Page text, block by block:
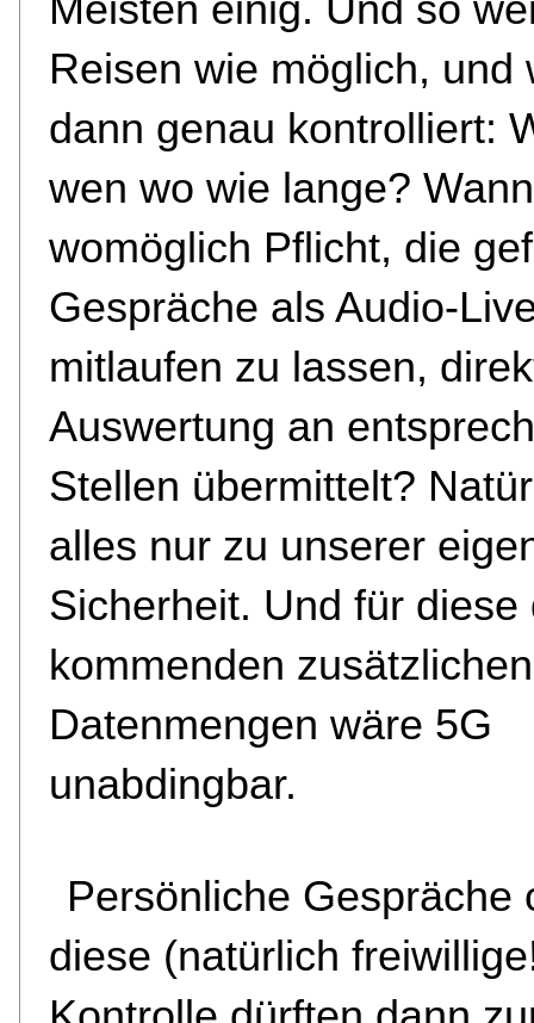
Reisen wie möglich, und
dann genau kontrolliert:
wen wo wie lange?
womöglich Pflicht, die
Gespräche als Audio-
mitlaufen zu lassen,
Auswertung an
Stellen übermittelt?
alles nur zu unserer
Sicherheit. Und für diese
kommenden zusätzlichen
Datenmengen wäre 5G
unabdingbar.
Persönliche Gespräche
diese (natürlich